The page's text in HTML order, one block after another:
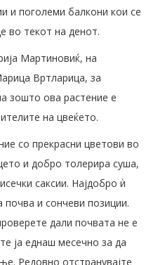
и поголеми балкони кои се
во текот на денот.
Мартиновиќ, на
Вртларица, за
зошто ова растение е
на цвеќето.
со прекрасни цветови во
и добро толерира суша,
саксии. Најдобро ѝ
и сончеви позиции.
дали почвата не е
ја еднаш месечно за да
Редовно отстранувајте